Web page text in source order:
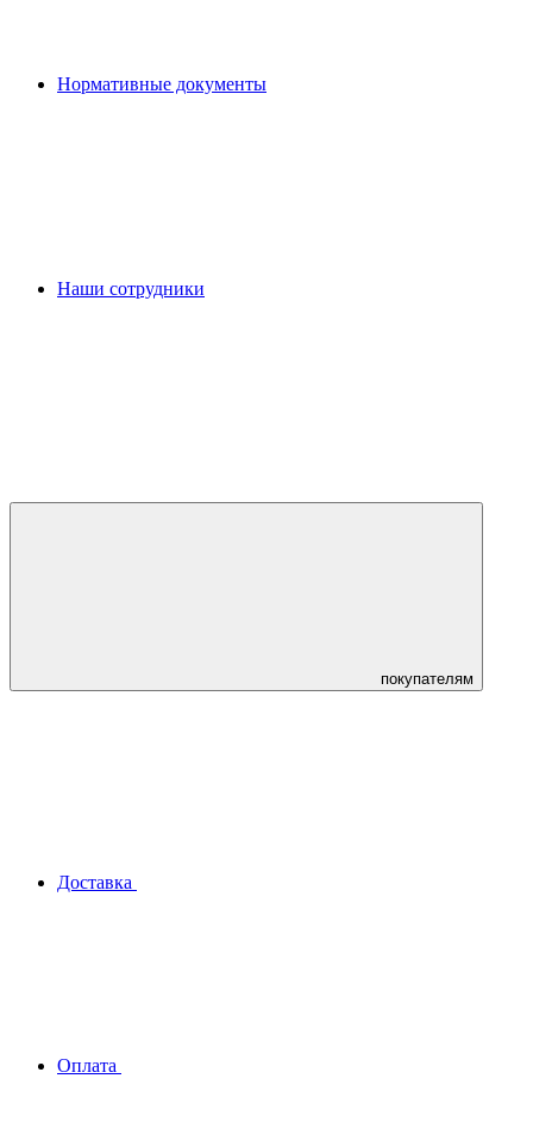
Нормативные документы
Наши сотрудники
покупателям
Доставка
Оплата